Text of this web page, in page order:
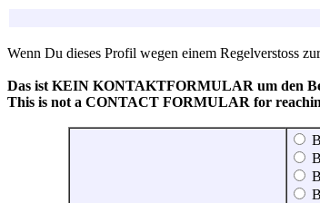
Wenn Du dieses Profil wegen einem Regelverstoss
Das ist KEIN KONTAKTFORMULAR um den
This is not a CONTACT FORMULAR for